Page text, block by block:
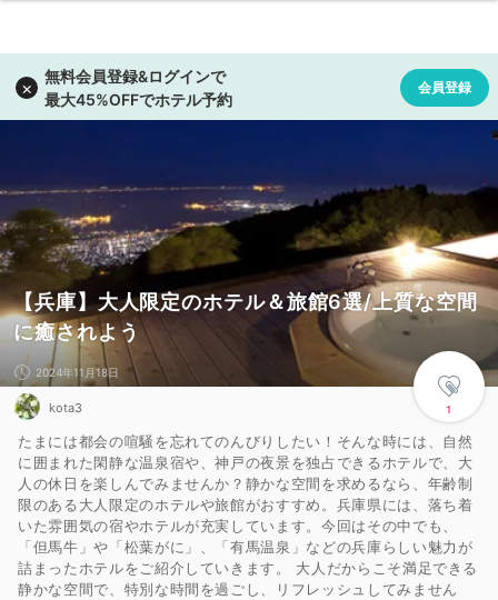
【兵庫】大人限定のホテル＆旅館6選/上質な空間
に癒されよう
1
2024年11月18日
kota3
たまには都会の喧騒を忘れてのんびりしたい！そんな時には、自然
に囲まれた閑静な温泉宿や、神戸の夜景を独占できるホテルで、大
人の休日を楽しんでみませんか？静かな空間を求めるなら、年齢制
限のある大人限定のホテルや旅館がおすすめ。兵庫県には、落ち着
いた雰囲気の宿やホテルが充実しています。今回はその中でも、
「但馬牛」や「松葉がに」、「有馬温泉」などの兵庫らしい魅力が
詰まったホテルをご紹介していきます。 大人だからこそ満足できる
静かな空間で、特別な時間を過ごし、リフレッシュしてみません